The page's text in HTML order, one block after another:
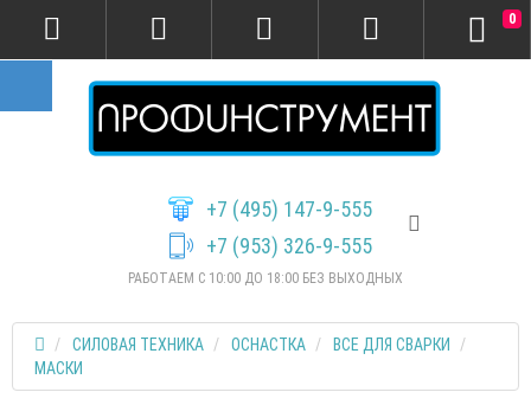
+7 (495) 147-9-555
+7 (953) 326-9-555
РАБОТАЕМ С 10:00 ДО 18:00 БЕЗ ВЫХОДНЫХ
0
СИЛОВАЯ ТЕХНИКА ОСНАСТКА
ВСЕ ДЛЯ СВАРКИ
МАСКИ